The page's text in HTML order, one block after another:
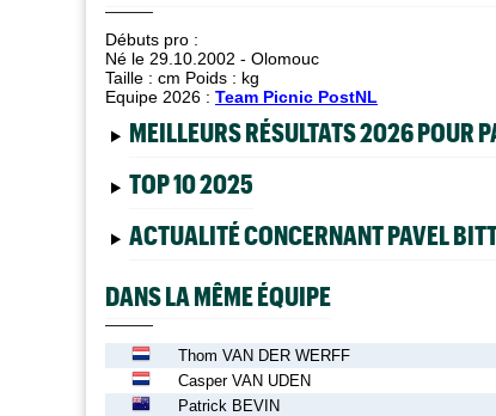
Débuts pro :
Né le 29.10.2002 - Olomouc
Taille : cm Poids : kg
Equipe 2026 : Team Picnic PostNL
MEILLEURS RÉSULTATS 2026 POUR
TOP 10 2025
ACTUALITÉ CONCERNANT PAVEL
DANS LA MÊME ÉQUIPE
Thom VAN DER WERFF
Casper VAN UDEN
Patrick BEVIN